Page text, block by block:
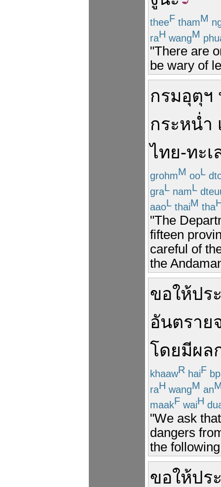
theeF thamM
raH wangM
"There are
be wary of
กรมอุตุฯ
กระหน่ำ
ไทย-ทะ
grohmM ooL
graL namL
aaoL thaiM tha
"The
fifteen
careful of
the
ขอให้ปร
อันตราย
โดยมีผล
khaawR haiF
raH wangM an
maakF waiH
"We ask
dangers
the
ขอให้ปร